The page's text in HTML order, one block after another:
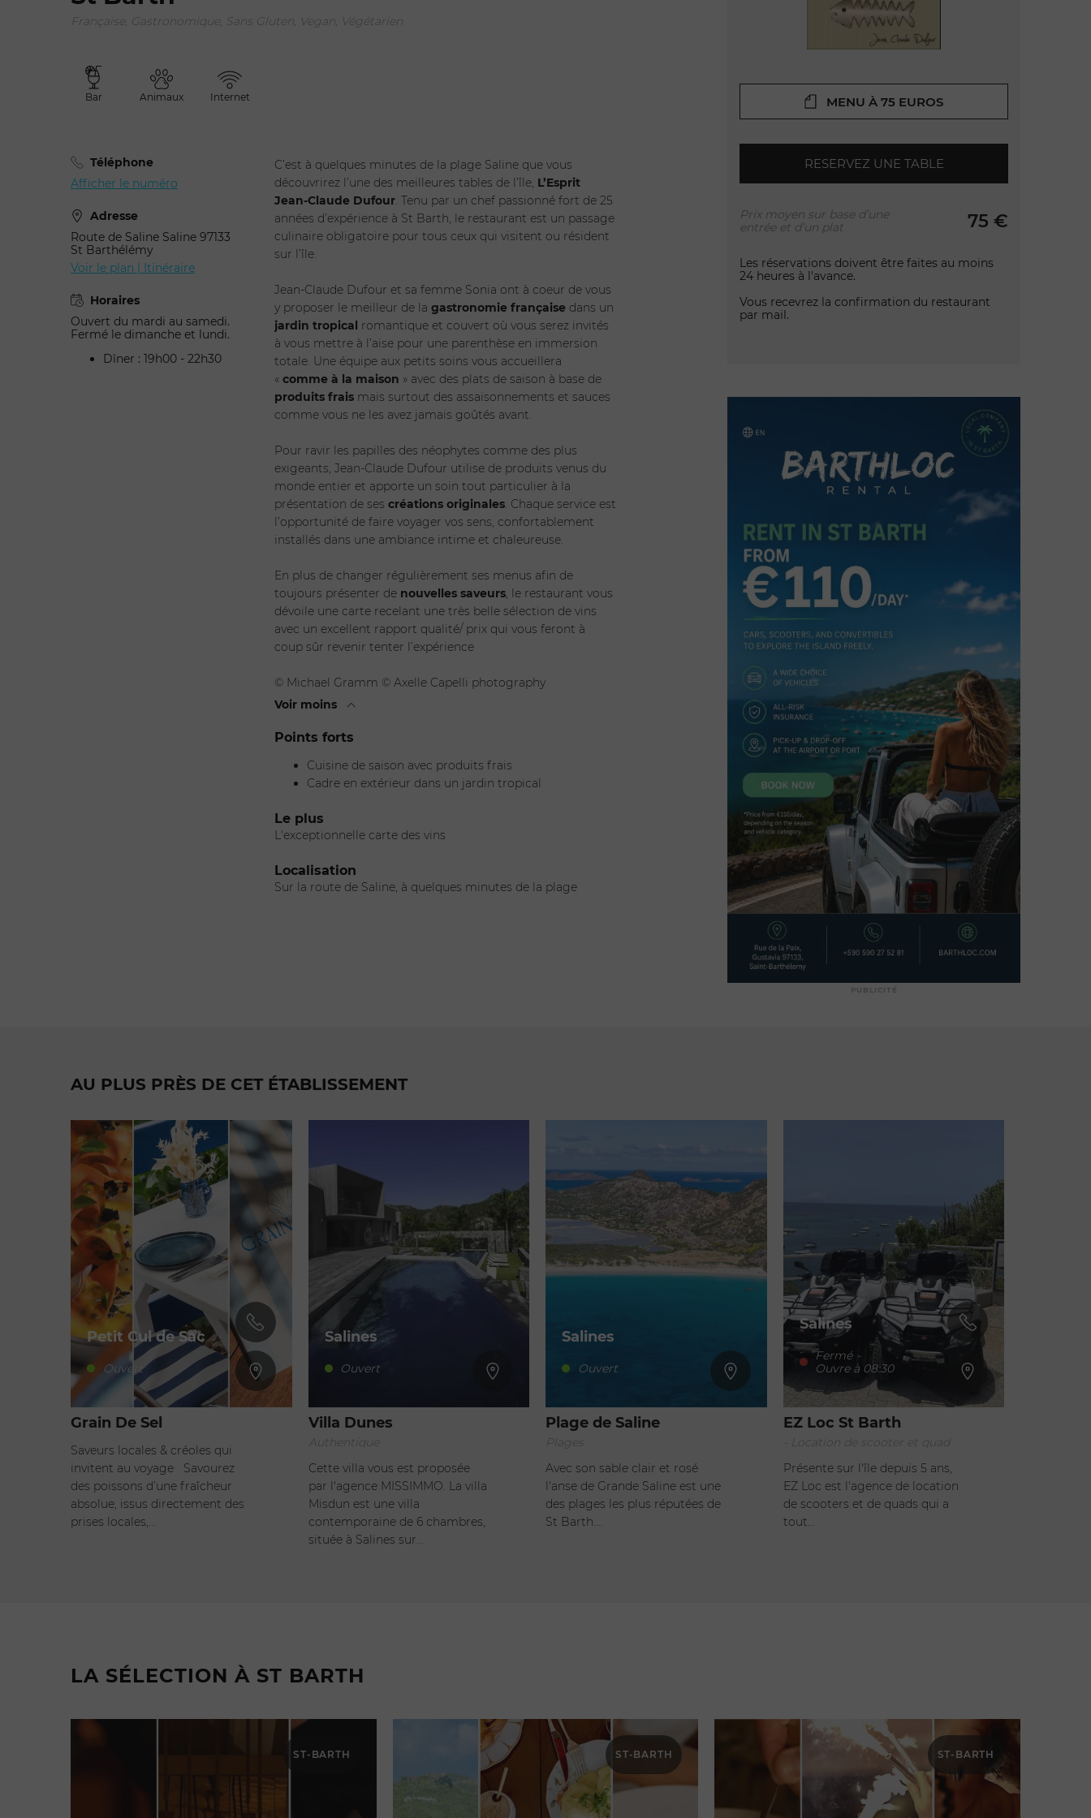
Française, Gastronomique, Sans Gluten, Vegan, Végétarien
Bar Animaux Internet
Téléphone
Afficher le numéro
Adresse
Route de Saline Saline 97133
St Barthélémy
Voir le plan | Itinéraire
Horaires
Ouvert du mardi au samedi.
Fermé le dimanche et lundi.
Dîner : 19h00 - 22h30
C’est à quelques minutes de la plage Saline que vous
découvrirez l’une des meilleures tables de l’île, L’Esprit
Jean-Claude Dufour. Tenu par un chef passionné fort de 25
années d’expérience à St Barth, le restaurant est un passage
culinaire obligatoire pour tous ceux qui visitent ou résident
sur l’île.
Jean-Claude Dufour et sa femme Sonia ont à coeur de vous
y proposer le meilleur de lagastronomie française dans un
jardin tropical romantique et couvert où vous serez invités
à vous mettre à l’aise pour une parenthèse en immersion
totale. Une équipe aux petits soins vous accueillera
«comme à la maison » avec des plats de saison à base de
produits frais mais surtout des assaisonnements et sauces
comme vous ne les avez jamais goûtés avant.
Pour ravir les papilles des néophytes comme des plus
exigeants, Jean-Claude Dufour utilise de produits venus du
monde entier et apporte un soin tout particulier à la
présentation de sescréations originales. Chaque service est
l’opportunité de faire voyager vos sens, confortablement
installés dans une ambiance intime et chaleureuse.
En plus de changer régulièrement ses menus afin de
toujours présenter de nouvelles saveurs, le restaurant vous
dévoile une carte recelant une très belle sélection de vins
avec un excellent rapport qualité/ prix qui vous feront à
coup sûr revenir tenter l’expérience
© Michael Gramm © Axelle Capelli photography
Voir moins
Points forts
Cuisine de saison avec produits frais
Cadre en extérieur dans un jardin tropical
Le plus
L'exceptionnelle carte des vins
Localisation
Sur la route de Saline, à quelques minutes de la plage
MENU À 75 EUROS
RESERVEZ UNE TABLE
Prix moyen sur base d’une
entrée et d’un plat
75 €
Les réservations doivent être faites au moins
24 heures à l'avance.
Vous recevrez la confirmation du restaurant
par mail.
PUBLICITÉ
AU PLUS PRÈS DE CET ÉTABLISSEMENT
Petit Cul de Sac
Ouvert
Grain De Sel
Saveurs locales & créoles qui
invitent au voyage Savourez
des poissons d’une fraîcheur
absolue, issus directement des
prises locales,…
Salines
Ouvert
Villa Dunes
Authentique
Cette villa vous est proposée
par l'agence MISSIMMO. La villa
Misdun est une villa
contemporaine de 6 chambres,
située à Salines sur…
Salines
Ouvert
Plage de Saline
Plages
Avec son sable clair et rosé
l'anse de Grande Saline est une
des plages les plus réputées de
St Barth.…
Salines
Fermé -
Ouvre à 08:30
EZ Loc St Barth
- Location de scooter et quad
Présente sur l'île depuis 5 ans,
EZ Loc est l'agence de location
de scooters et de quads qui a
tout…
LA SÉLECTION À ST BARTH
ST-BARTH ST-BARTH ST-BARTH
ENVOYER